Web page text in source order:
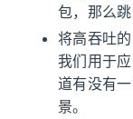
包，那么跳
将高吞吐
我们用于
道有没有
景。